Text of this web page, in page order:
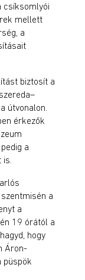
csíksomlyói
mellett
a
biztosít a
útvonalon.
érkezők
a
a
a
19 órától a
hogy
Áron-
püspök